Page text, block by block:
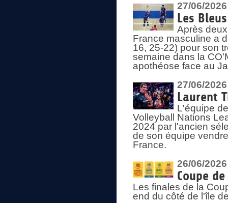
27/06/2026
Les
Après
France masculine a
16, 25-22) pour son
semaine dans la
apothéose face au
27/06/2026
Laurent
L'équipe
Volleyball Nations
2024 par l'ancien
de son équipe
France.
26/06/2026
Coupe
Les finales de la
end du côté de l'île